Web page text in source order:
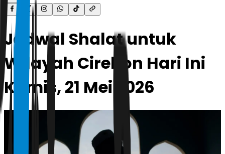
Jadwal Shalat untuk
Wilayah Cirebon Hari Ini
Kamis, 21 Mei 2026